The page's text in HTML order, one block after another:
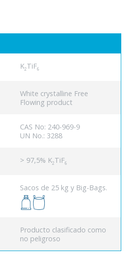
K2TiF6
White crystalline Free
Flowing product
CAS No: 240-969-9
UN No.: 3288
> 97,5% K2TiF6
Sacos de 25 kg y Big-Bags.
Producto clasificado como
no peligroso